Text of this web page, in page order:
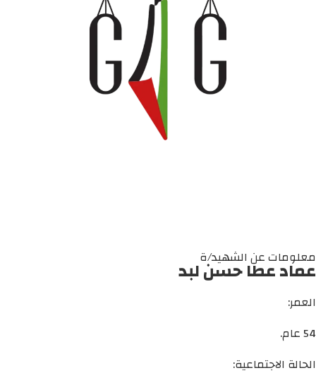
معلومات عن الشهيد/ة
عماد عطا حسن لبد
العمر:
54 عام.
الحالة الاجتماعية: